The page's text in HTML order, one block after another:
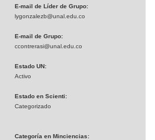
E-mail de Líder de Grupo:
lygonzalezb@unal.edu.co
E-mail de Grupo:
ccontrerasi@unal.edu.co
Estado UN:
Activo
Estado en Scienti:
Categorizado
Categoría en Minciencias: